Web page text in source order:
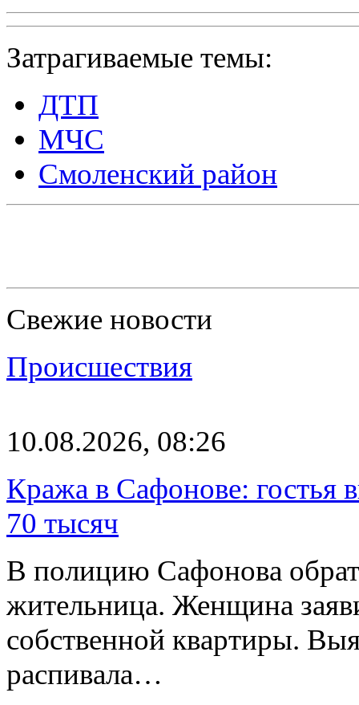
Затрагиваемые темы:
ДТП
МЧС
Смоленский район
Свежие новости
Происшествия
10.08.2026, 08:26
Кража в Сафонове: гостья
70 тысяч
В полицию Сафонова
жительница. Женщина
собственной квартиры.
распивала…